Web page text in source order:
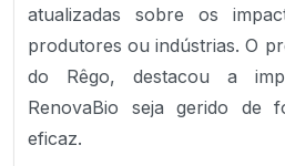
atualizadas sobre os
produtores ou indústrias. O
do Rêgo, destacou a
RenovaBio seja gerido de
eficaz.